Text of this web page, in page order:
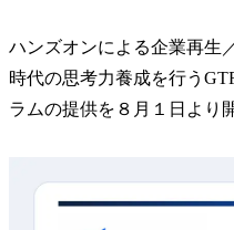
ハンズオンによる企業再生
時代の思考力養成を行う
ラムの提供を８月１日より